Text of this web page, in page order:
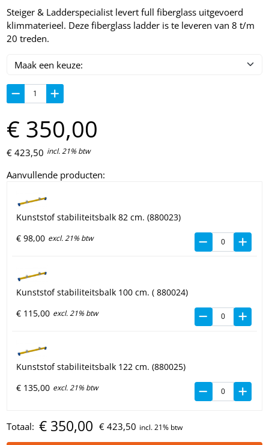
Steiger & Ladderspecialist levert full fiberglass uitgevoerd
klimmaterieel. Deze fiberglass ladder is te leveren van 8 t/m
20 treden.
€423,50 incl. 21% btw
€ 350,00
Aanvullende producten:
Kunststof stabiliteitsbalk 82 cm. (880023)
€98,00 excl. 21% btw
Kunststof stabiliteitsbalk 100 cm. ( 880024)
€ 115,00 excl. 21% btw
Kunststof stabiliteitsbalk 122 cm. (880025)
€ 135,00 excl. 21% btw
Totaal: € 423,50
€ 350,00